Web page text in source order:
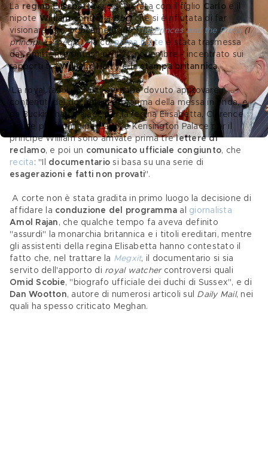
La regina Elisabetta si è schierata con il figlio Carlo e il
nipote William contro la Bbc, che si è rifiutata di far
visionare loro il documentario The Princes and the Press (I
principi e i media) - la cui prima parte è stata trasmessa
dall'emittente britannica il 22 novembre - incentrato sui
rapporti tra William, Harry e la stampa britannica.
contenuti del documentario prima della messa in onda, e
da Buckingham Palace per la regina Elisabetta, Clarence
House per il principe Carlo, e Kensington Palace per il
principe William sono arrivate prima tre lettere di
reclamo, e poi un comunicato ufficiale congiunto, che
recita : "Il documentario si basa su una serie di
esagerazioni e fatti non provati".
A corte non è stata gradita in primo luogo la decisione di
affidare la conduzione del programma al giornalista
Amol Rajan , che qualche tempo fa aveva definito
"assurdi" la monarchia britannica e i titoli ereditari, mentre
gli assistenti della regina Elisabetta hanno contestato il
fatto che, nel trattare la Megxit, il documentario si sia
servito dell'apporto di royal watcher controversi quali
Omid Scobie, "biografo ufficiale dei duchi di Sussex", e di
Dan Wootton, autore di numerosi articoli sul Daily Mail, nei
quali ha spesso criticato Meghan.